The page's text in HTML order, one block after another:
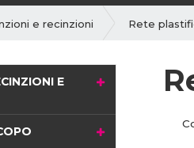
e recinzioni Rete
E